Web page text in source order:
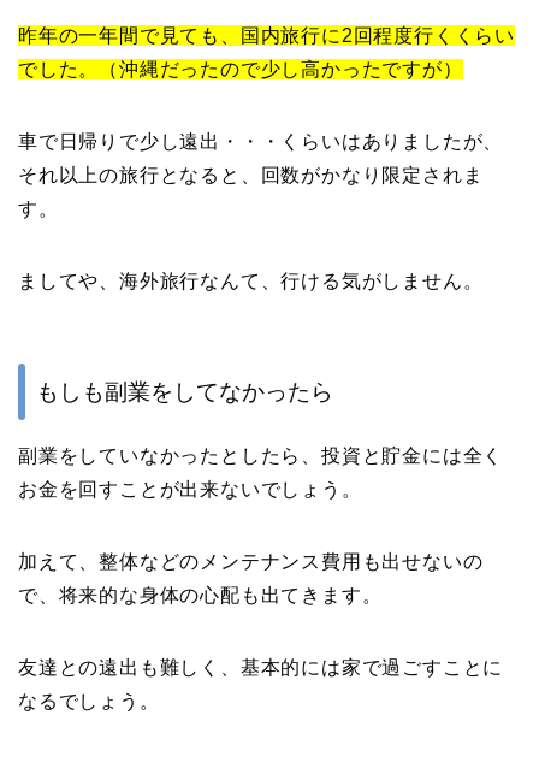
昨年の一年間で見ても、国内旅行に2回程度行くくらい
でした。（沖縄だったので少し高かったですが）
車で日帰りで少し遠出・・・くらいはありましたが、
それ以上の旅行となると、回数がかなり限定されま
す。
ましてや、海外旅行なんて、行ける気がしません。
もしも副業をしてなかったら
副業をしていなかったとしたら、投資と貯金には全く
お金を回すことが出来ないでしょう。
加えて、整体などのメンテナンス費用も出せないの
で、将来的な身体の心配も出てきます。
友達との遠出も難しく、基本的には家で過ごすことに
なるでしょう。